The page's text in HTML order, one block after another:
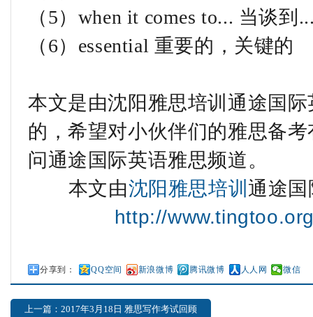
（5）when it comes to... 当谈到
（6）essential 重要的，关键的
本文是由沈阳雅思培训通途国
的，希望对小伙伴们的雅思备
问通途国际英语雅思频道。
本文由沈阳雅思培训 通途
http://
分享到： QQ空间 新浪微博 腾讯微博 人人网 微信
上一篇：2017年3月18日 雅思写作考试回顾